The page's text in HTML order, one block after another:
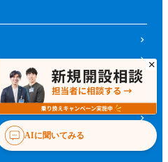
AIに聞いてみる